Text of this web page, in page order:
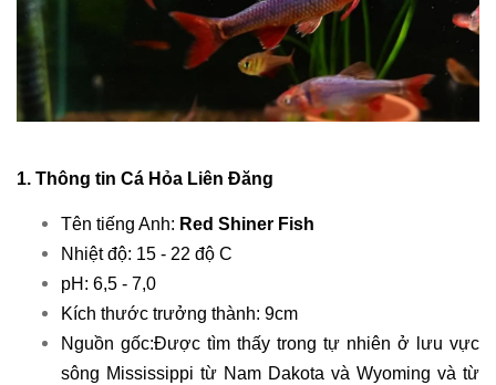
1. Thông tin Cá Hỏa Liên Đăng
Tên tiếng Anh: Red Shiner Fish
Nhiệt độ: 15 - 22 độ C
pH: 6,5 - 7,0
Kích thước trưởng thành: 9cm
Nguồn gốc:Được tìm thấy trong tự nhiên ở lưu vực
sông Mississippi từ Nam Dakota và Wyoming và từ